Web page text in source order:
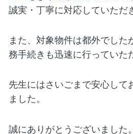
誠実・丁寧に対応していただ
また、対象物件は都外でした
務手続きも迅速に行っていた
先生にはさいごまで安心して
ました。
誠にありがとうございました。